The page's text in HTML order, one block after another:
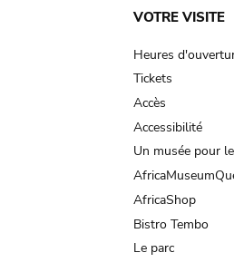
Main
VOTRE VISITE
Heures
Tickets
Accès
Accessibilité
Un musée pour
AfricaShop
Bistro Tembo
Le parc